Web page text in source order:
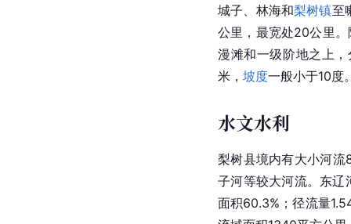
城子、林海和梨树镇至
公里，最宽处20公里
漫滩和一级阶地之上
米， 坡度一般小于10度
水文水利
梨树县境内有大小河流
子河等较大河流。东辽
面积60.3%；径流量